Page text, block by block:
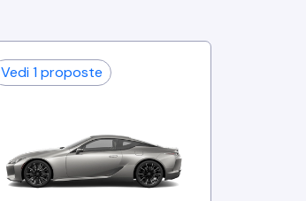
Vedi 1 proposte